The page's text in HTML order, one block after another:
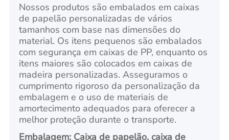
Nossos produtos são embalados em caixas
de papelão personalizadas de vários
tamanhos com base nas dimensões do
material. Os itens pequenos são embalados
com segurança em caixas de PP, enquanto os
itens maiores são colocados em caixas de
madeira personalizadas. Asseguramos o
cumprimento rigoroso da personalização da
embalagem e o uso de materiais de
amortecimento adequados para oferecer a
melhor proteção durante o transporte.
Embalagem: Caixa de papelão, caixa de